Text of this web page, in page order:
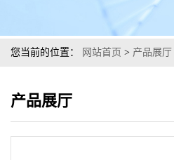
您当前的位置： 网站首页 > 产品展厅
产品展厅